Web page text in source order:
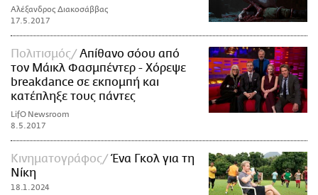
Αλέξανδρος Διακοσάββας
17.5.2017
Πολιτισμός
Απίθανο σόου από
τον Μάικλ Φασμπέντερ - Χόρεψε
breakdance σε εκπομπή και
κατέπληξε τους πάντες
LifO Newsroom
8.5.2017
Κινηματογράφος Ένα Γκολ για τη
Νίκη
18.1.2024